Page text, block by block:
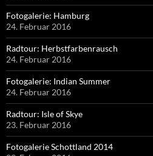
Fotogalerie: Hamburg
24. Februar 2016
Radtour: Herbstfarbenrausch
24. Februar 2016
Fotogalerie: Indian Summer
24. Februar 2016
Radtour: Isle of Skye
23. Februar 2016
Fotogalerie Schottland 2014